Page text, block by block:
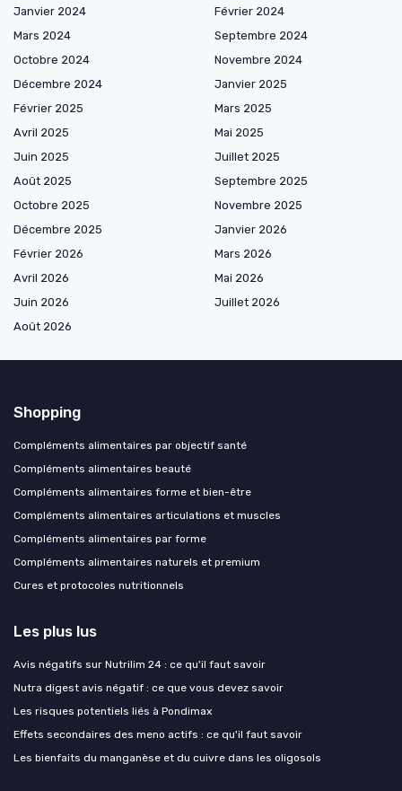
Janvier 2024
Février 2024
Mars 2024
Septembre 2024
Octobre 2024
Novembre 2024
Décembre 2024
Janvier 2025
Février 2025
Mars 2025
Avril 2025
Mai 2025
Juin 2025
Juillet 2025
Août 2025
Septembre 2025
Octobre 2025
Novembre 2025
Décembre 2025
Janvier 2026
Février 2026
Mars 2026
Avril 2026
Mai 2026
Juin 2026
Juillet 2026
Août 2026
Shopping
Compléments alimentaires par objectif santé
Compléments alimentaires beauté
Compléments alimentaires forme et bien-être
Compléments alimentaires articulations et muscles
Compléments alimentaires par forme
Compléments alimentaires naturels et premium
Cures et protocoles nutritionnels
Les plus lus
Avis négatifs sur Nutrilim 24 : ce qu'il faut savoir
Nutra digest avis négatif : ce que vous devez savoir
Les risques potentiels liés à Pondimax
Effets secondaires des meno actifs : ce qu'il faut savoir
Les bienfaits du manganèse et du cuivre dans les oligosols